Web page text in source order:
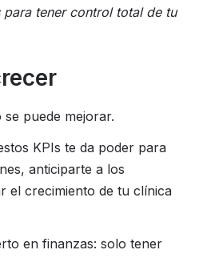
tener control total de tu
puede mejorar.
KPIs te da poder para
anticiparte a los
el crecimiento de tu clínica
en finanzas: solo tener